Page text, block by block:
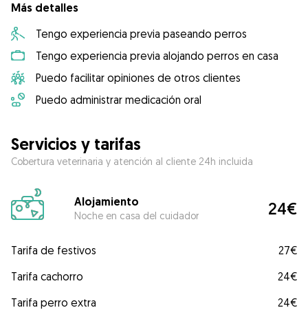
Más detalles
Tengo experiencia previa paseando perros
Tengo experiencia previa alojando perros en casa
Puedo facilitar opiniones de otros clientes
Puedo administrar medicación oral
Servicios y tarifas
Cobertura veterinaria y atención al cliente 24h incluida
Alojamiento
Noche en casa del cuidador 24€
Tarifa de festivos
27€
Tarifa cachorro
24€
Tarifa perro extra
24€